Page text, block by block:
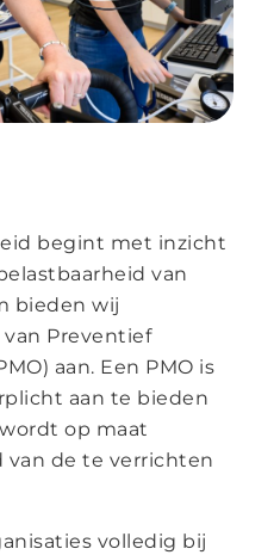
begint met inzicht
van
bieden wij
Preventief
aan. Een PMO is
aan te bieden
op maat
van de te verrichten
volledig bij